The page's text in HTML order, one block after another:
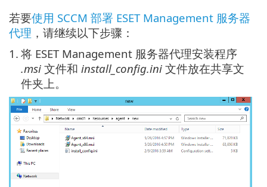
若要使用 SCCM 部署 ESET Management 服务器
代理 ，请继续以下步骤：
1. 将 ESET Management 服务器代理安装程序
.msi 文件和 install_config.ini 文件放在共享文
件夹上。